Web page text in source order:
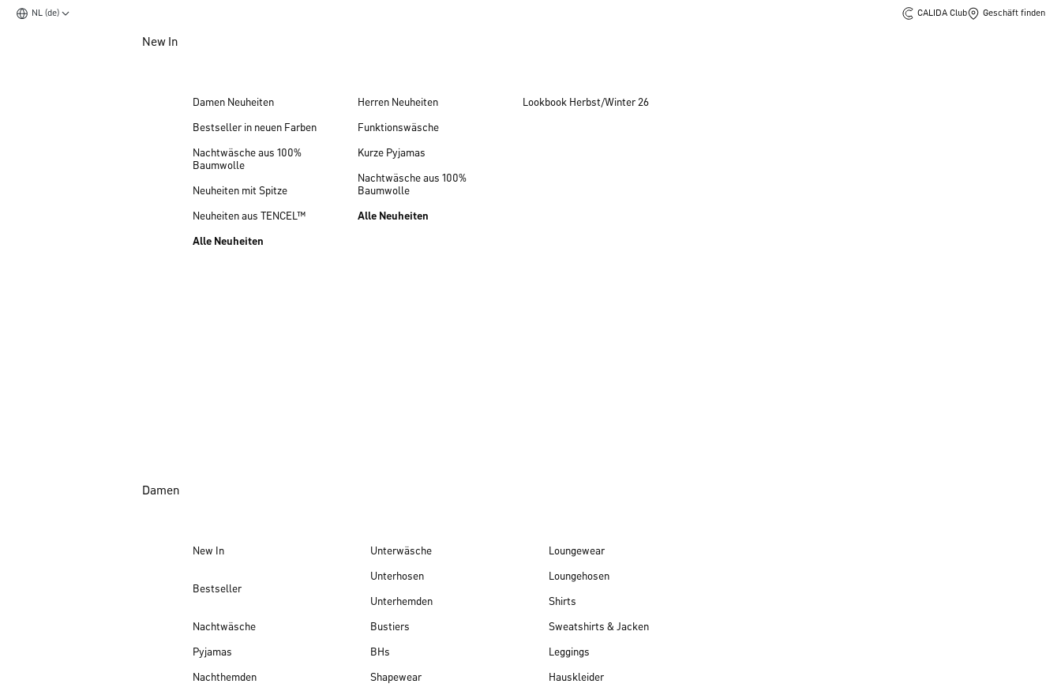
NL (de) CALIDA Club Geschäft finden
Zum Hauptinhalt springenNew In
Damen Neuheiten
Bestseller in neuen Farben
Nachtwäsche aus 100%
Baumwolle
Neuheiten mit Spitze
Neuheiten aus TENCEL™
Alle Neuheiten
Herren Neuheiten
Funktionswäsche
Kurze Pyjamas
Nachtwäsche aus 100%
Baumwolle
Alle Neuheiten
Lookbook Herbst/Winter 26
Damen
New In
Bestseller
Nachtwäsche
Pyjamas
Nachthemden
Unterwäsche
Unterhosen
Unterhemden
Bustiers
BHs
Shapewear
Loungewear
Loungehosen
Shirts
Sweatshirts & Jacken
Leggings
Hauskleider